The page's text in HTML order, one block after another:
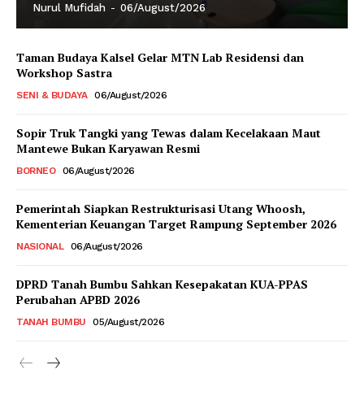
Nurul Mufidah - 06/August/2026
Taman Budaya Kalsel Gelar MTN Lab Residensi dan
Workshop Sastra
SENI & BUDAYA 06/August/2026
Sopir Truk Tangki yang Tewas dalam Kecelakaan Maut
Mantewe Bukan Karyawan Resmi
BORNEO 06/August/2026
Pemerintah Siapkan Restrukturisasi Utang Whoosh,
Kementerian Keuangan Target Rampung September 2026
NASIONAL 06/August/2026
DPRD Tanah Bumbu Sahkan Kesepakatan KUA-PPAS
Perubahan APBD 2026
TANAH BUMBU 05/August/2026